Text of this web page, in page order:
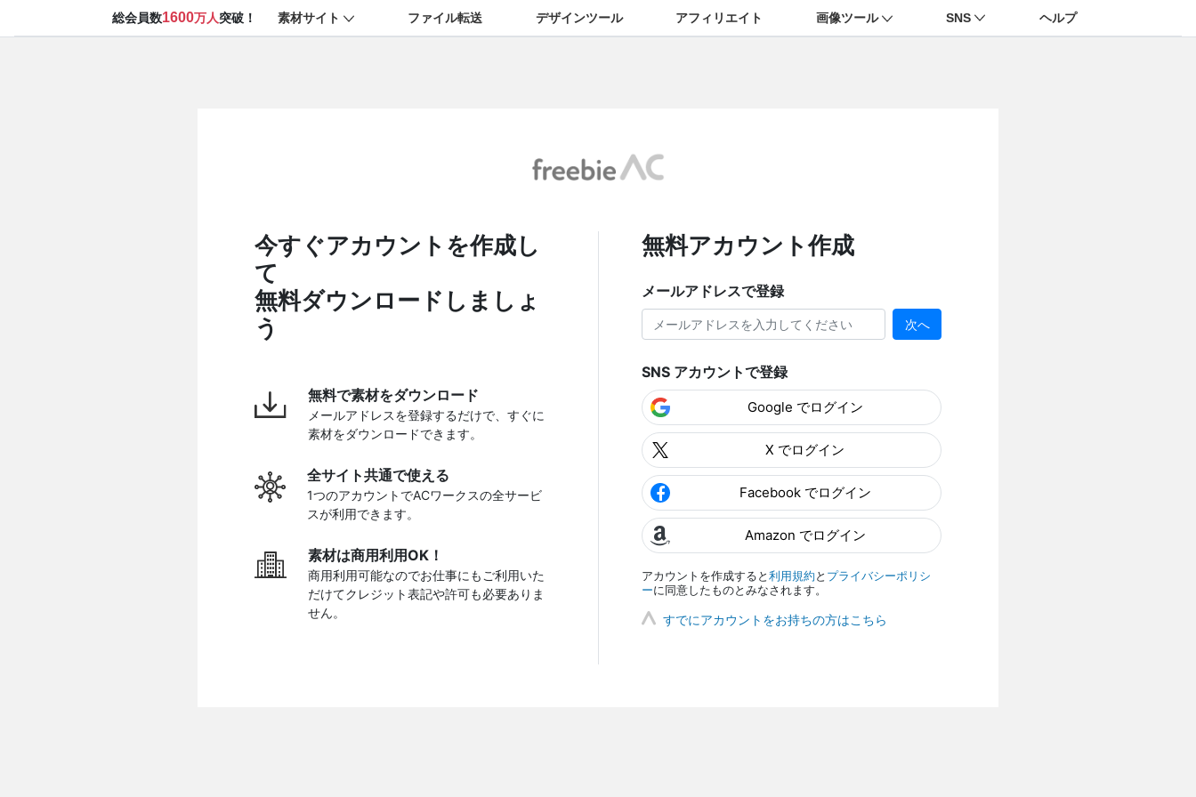
総会員数1600万人突破！ 素材サイト ファイル転送 デザインツール アフィリエイト 画像ツール SNS ヘルプ
今すぐアカウントを作成し
て
無料ダウンロードしましょ
う
無料で素材をダウンロード
メールアドレスを登録するだけで、すぐに
素材をダウンロードできます。
全サイト共通で使える
1つのアカウントでACワークスの全サービ
スが利用できます。
素材は商用利用OK！
商用利用可能なのでお仕事にもご利用いた
だけてクレジット表記や許可も必要ありま
せん。
無料アカウント作成
メールアドレスで登録
次へ
SNS アカウントで登録
Google でログイン
X でログイン
Facebook でログイン
Amazon でログイン
アカウントを作成すると 利用規約 と プライバシーポリシ
ーに同意したものとみなされます。
すでにアカウントをお持ちの方はこちら